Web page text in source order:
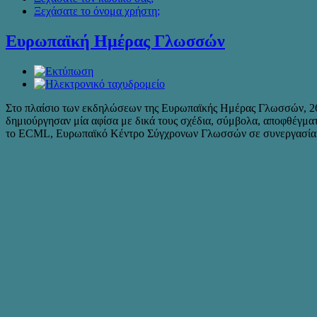
Ξεχάσατε το όνομα χρήστη;
Ευρωπαϊκή Ημέρας Γλωσσών
Στο πλαίσιο των εκδηλώσεων της Ευρωπαϊκής Ημέρας Γλωσσών,
δημιούργησαν μία αφίσα με δικά τους σχέδια, σύμβολα,
το ECML, Ευρωπαϊκό Κέντρο Σύγχρονων Γλωσσών σε